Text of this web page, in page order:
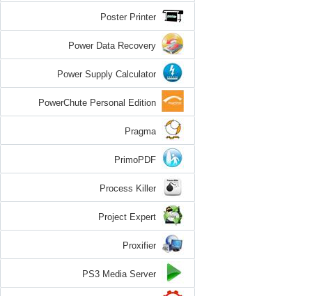
Poster Printer
Power Data Recovery
Power Supply Calculator
PowerChute Personal Edition
Pragma
PrimoPDF
Process Killer
Project Expert
Proxifier
PS3 Media Server